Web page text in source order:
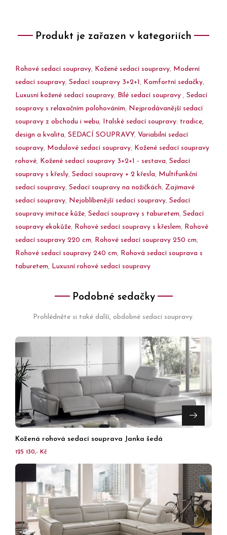
Produkt je zařazen v kategoriích
Rohové sedací soupravy, Kožené sedací soupravy, Moderní
sedací soupravy, Sedací soupravy 3+2+1 , Komfortní sedačky,
Luxusní kožené sedací soupravy, Bílé sedací soupravy , Sedací
soupravy s relaxačním polohováním, Nejprodávanější sedací
soupravy z obchodu i webu,
Italské sedací soupravy: tradice,
design a kvalita, SEDACÍ SOUPRAVY, Variabilní sedací
soupravy, Modulové sedací soupravy, Kožené sedací soupravy
rohové, Kožené sedací soupravy 3+2+1 - sestava, Sedací
soupravy s křesly, Sedací soupravy + 2 křesla, Multifunkční
sedací soupravy, Sedací soupravy na nožičkách, Zajímavé
sedací soupravy, Nejoblíbenější sedací soupravy, Sedací
soupravy imitace kůže, Sedací soupravy s taburetem, Sedací
soupravy ekokůže, Rohové sedací soupravy s křeslem, Rohové
sedací soupravy 220 cm, Rohové sedací soupravy 250 cm,
Rohové sedací soupravy 240 cm, Rohová sedací souprava s
taburetem, Luxusní rohové sedací soupravy
Podobné sedačky
Prohlédněte si také další, obdobné sedací soupravy.
Kožená rohová sedací souprava Janka šedá
125 130,- Kč